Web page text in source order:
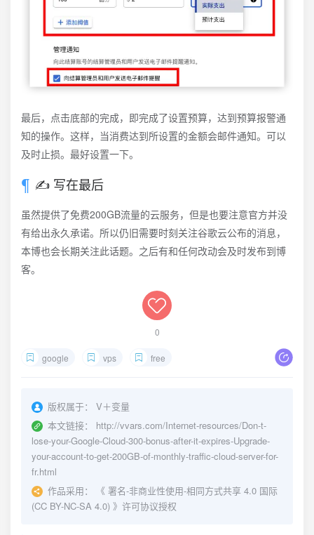
最后，点击底部的完成，即完成了设置预算，达到预算报警通
知的操作。这样，当消费达到所设置的金额会邮件通知。可以
及时止损。最好设置一下。
✍️ 写在最后
虽然提供了免费200GB流量的云服务，但是也要注意官方并没
有给出永久承诺。所以仍旧需要时刻关注谷歌云公布的消息，
本博也会长期关注此话题。之后有和任何改动会及时发布到博
客。
0
google vps free
版权属于：
V＋变量
本文链接：
http://vvars.com/Internet-resources/Don-t-
lose-your-Google-Cloud-300-bonus-after-it-expires-Upgrade-
your-account-to-get-200GB-of-monthly-traffic-cloud-server-for-
fr.html
作品采用：
《 署名-非商业性使用-相同方式共享 4.0 国际
(CC BY-NC-SA 4.0) 》许可协议授权